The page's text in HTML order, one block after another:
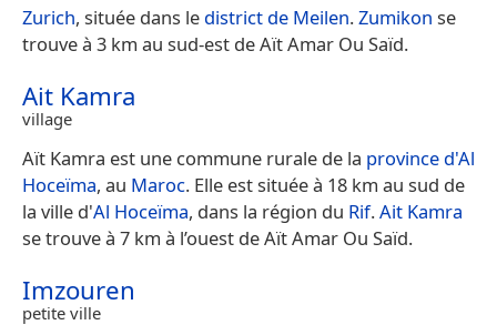
Zurich, située dans le district de Meilen.Zumikon se
trouve à 3 km au sud-est de Aït Amar Ou Saïd.
Ait Kamra
village
Aït Kamra est une commune rurale de la province d'Al
Hoceïma, au Maroc. Elle est située à 18 km au sud de
la ville d'Al Hoceïma, dans la région du Rif.Ait Kamra
se trouve à 7 km à l’ouest de Aït Amar Ou Saïd.
Imzouren
petite ville